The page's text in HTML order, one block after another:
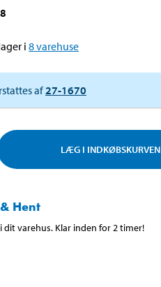
i 8varehuse
af27-1670
LÆG I INDKØBSKURVEN
Hent
dit varehus. Klar inden for 2 timer!